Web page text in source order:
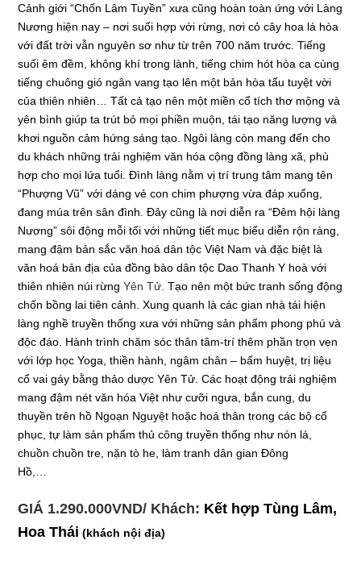
Cảnh giới “Chốn Lâm Tuyền” xưa cũng hoàn toàn ứng với Làng
Nương hiện nay – nơi suối hợp với rừng, nơi cỏ cây hoa lá hòa
với đất trời vẫn nguyên sơ như từ trên 700 năm trước. Tiếng
suối êm đềm, không khí trong lành, tiếng chim hót hòa ca cùng
tiếng chuông gió ngân vang tạo lên một bản hòa tấu tuyệt vời
của thiên nhiên… Tất cả tạo nên một miền cổ tích thơ mộng và
yên bình giúp ta trút bỏ mọi phiền muộn, tái tạo năng lượng và
khơi nguồn cảm hứng sáng tạo. Ngôi làng còn mang đến cho
du khách những trải nghiệm văn hóa cộng đồng làng xã, phù
hợp cho mọi lứa tuổi.Đình làng nằm vị trí trung tâm mang tên
“Phượng Vũ” với dáng vẻ con chim phượng vừa đáp xuống,
đang múa trên sân đình. Đây cũng là nơi diễn ra “Đêm hội làng
Nương” sôi động mỗi tối với những tiết mục biểu diễn rộn ràng,
mang đậm bản sắc văn hoá dân tộc Việt Nam và đặc biệt là
văn hoá bản địa của đồng bào dân tộc Dao Thanh Y hoà với
thiên nhiên núi rừngYên Tử Tạo nên một bức tranh sống động
chốn bồng lai tiên cảnh. Xung quanh là các gian nhà tái hiện
làng nghề truyền thống xưa với những sản phẩm phong phú và
độc đáo. Hành trình chăm sóc thân tâm-trí thêm phần trọn vẹn
với lớp học Yoga, thiền hành, ngâm chân – bấm huyệt, trị liệu
cổ vai gáy bằng thảo dược Yên Tử. Các hoạt động trải nghiệm
mang đậm nét văn hóa Việt như cưỡi ngưa, bắn cung, du
thuyền trên hồ Ngoạn Nguyệt hoặc hoá thân trong các bộ cổ
phục, tự làm sản phẩm thủ công truyền thống như nón lá,
chuồn chuồn tre, nặn tò he, làm tranh dân gian Đông
Hồ,…
GIÁ 1.290.000VND/ Khách: Kết hợp Tùng Lâm,
Hoa Thái (khách nội địa)